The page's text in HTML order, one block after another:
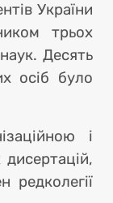
України
трьох
Десять
осіб було
і
редколегії